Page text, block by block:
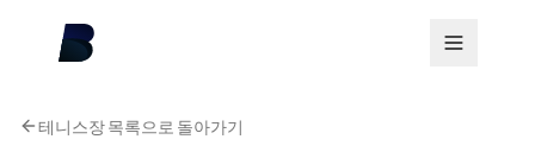
테니스장 목록으로 돌아가기